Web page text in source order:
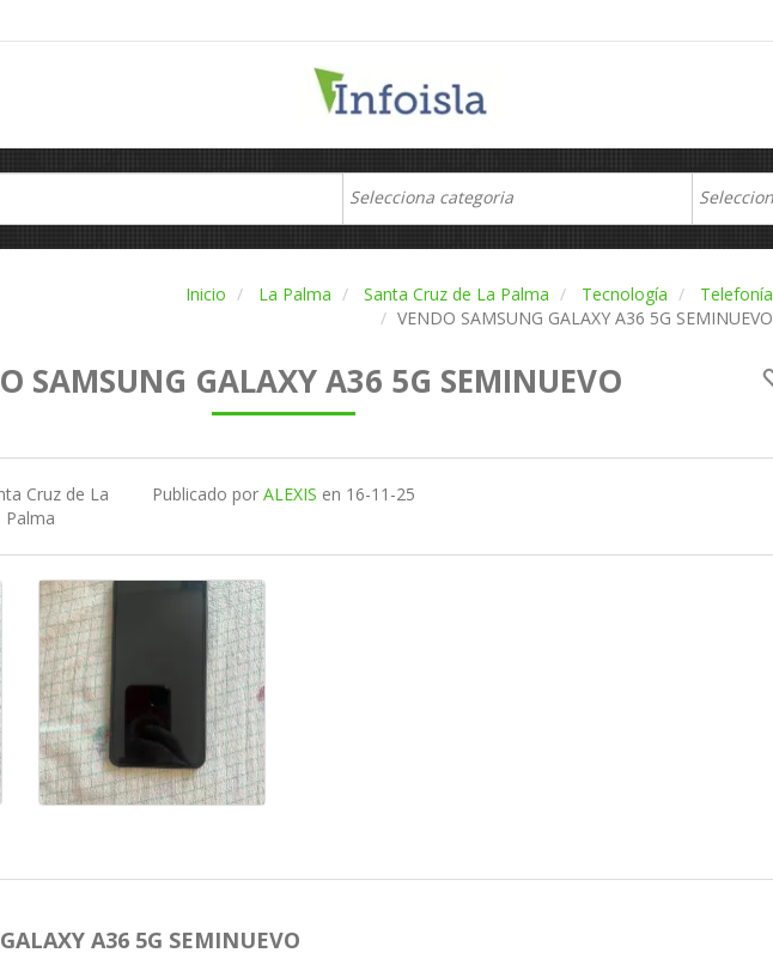
Inicio La Palma Santa Cruz de La Palma Tecnología
Telefonía
VENDO SAMSUNG GALAXY A36 5G SEMINUEVO
SAMSUNG GALAXY A36 5G SEMINUEVO
Cruz de La
Palma
Publicado por ALEXIS en 16-11-25
A36 5G SEMINUEVO